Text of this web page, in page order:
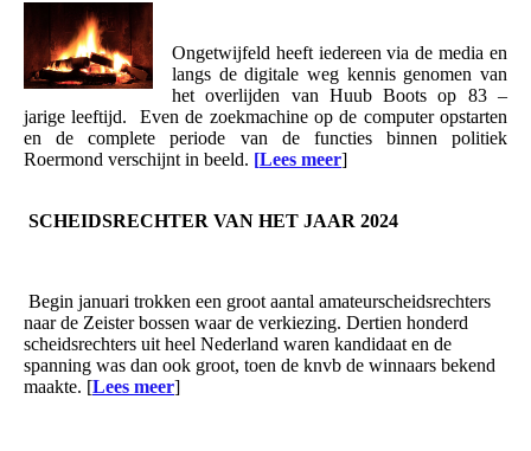
Ongetwijfeld heeft iedereen via de media en
langs de digitale weg kennis genomen van
het overlijden van Huub Boots op 83 –
jarige leeftijd. Even de zoekmachine op de computer opstarten
en de complete periode van de functies binnen politiek
Roermond verschijnt in beeld. [Lees meer]
SCHEIDSRECHTER VAN HET JAAR 2024
Begin januari trokken een groot aantal amateurscheidsrechters
naar de Zeister bossen waar de verkiezing. Dertien honderd
scheidsrechters uit heel Nederland waren kandidaat en de
spanning was dan ook groot, toen de knvb de winnaars bekend
maakte. [Lees meer]